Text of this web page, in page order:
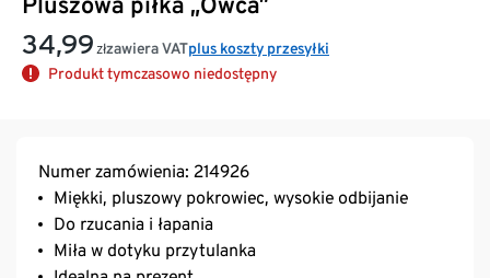
34,99 złzawiera VATplus koszty przesyłki
Produkt tymczasowo niedostępny
Numer zamówienia: 214926
Miękki, pluszowy pokrowiec, wysokie odbijanie
Do rzucania i łapania
Miła w dotyku przytulanka